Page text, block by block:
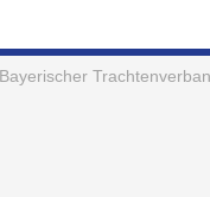
Bayerischer